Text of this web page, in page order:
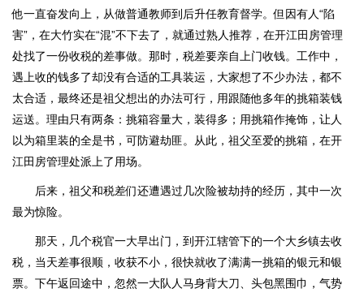
他一直奋发向上，从做普通教师到后升任教育督学。但因有人“陷
害”，在大竹实在“混”不下去了，就通过熟人推荐，在开江田房管理
处找了一份收税的差事做。那时，税差要亲自上门收钱。工作中，
遇上收的钱多了却没有合适的工具装运，大家想了不少办法，都不
太合适，最终还是祖父想出的办法可行，用跟随他多年的挑箱装钱
运送。理由只有两条：挑箱容量大，装得多；用挑箱作掩饰，让人
以为箱里装的全是书，可防避劫匪。从此，祖父至爱的挑箱，在开
江田房管理处派上了用场。
后来，祖父和税差们还遭遇过几次险被劫持的经历，其中一次
最为惊险。
那天，几个税官一大早出门，到开江辖管下的一个大乡镇去收
税，当天差事很顺，收获不小，很快就收了满满一挑箱的银元和银
票。下午返回途中，忽然一大队人马身背大刀、头包黑围巾，气势